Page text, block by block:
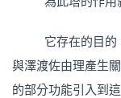
它存在的目
與澤渡佐由理產生
的部分功能引入到